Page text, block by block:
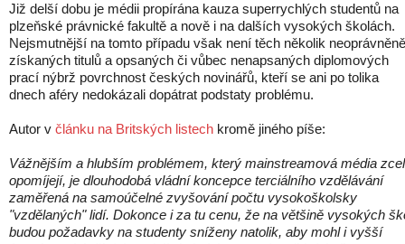
Již delší dobu je médii propírána kauza superrychlých studentů na
plzeňské právnické fakultě a nově i na dalších vysokých školách.
Nejsmutnější na tomto případu však není těch několik neoprávněně
získaných titulů a opsaných či vůbec nenapsaných diplomových
prací nýbrž povrchnost českých novinářů, kteří se ani po tolika
dnech aféry nedokázali dopátrat podstaty problému.
Autor v článku na Britských listech kromě jiného píše:
Vážnějším a hlubším problémem, který mainstreamová média
opomíjejí, je dlouhodobá vládní koncepce terciálního vzdělávání
zaměřená na samoúčelné zvyšování počtu vysokoškolsky
"vzdělaných" lidí. Dokonce i za tu cenu, že na většině vysokých
budou požadavky na studenty sníženy natolik, aby mohl i vyšší